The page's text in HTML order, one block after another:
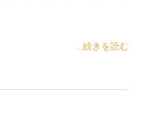
...続きを読む